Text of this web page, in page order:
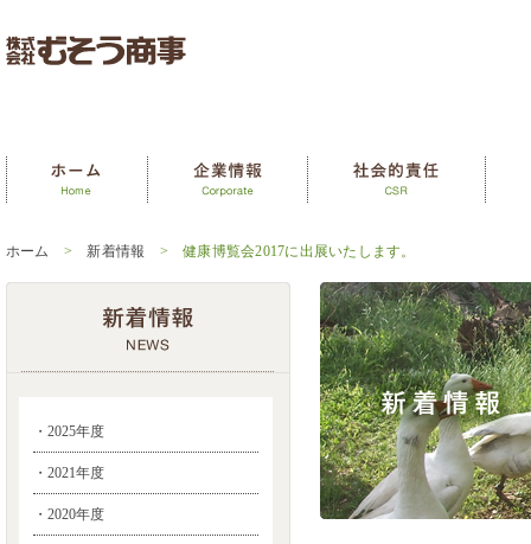
ホーム > 新着情報 > 健康博覧会2017に出展いたします。
・2025年度
・2021年度
・2020年度